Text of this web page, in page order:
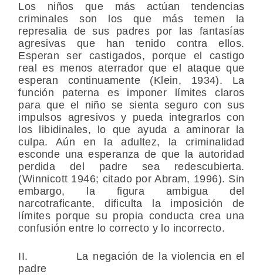
Los niños que más actúan tendencias
criminales son los que más temen la
represalia de sus padres por las fantasías
agresivas que han tenido contra ellos.
Esperan ser castigados, porque el castigo
real es menos aterrador que el ataque que
esperan continuamente (Klein, 1934). La
función paterna es imponer límites claros
para que el niño se sienta seguro con sus
impulsos agresivos y pueda integrarlos con
los libidinales, lo que ayuda a aminorar la
culpa. Aún en la adultez, la criminalidad
esconde una esperanza de que la autoridad
perdida del padre sea redescubierta.
(Winnicott 1946; citado por Abram, 1996). Sin
embargo, la figura ambigua del
narcotraficante, dificulta la imposición de
límites porque su propia conducta crea una
confusión entre lo correcto y lo incorrecto.
II. La negación de la violencia en el
padre